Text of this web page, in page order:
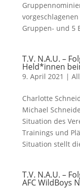
Gruppen- und 5
T.V. N.A.U. –
Held*innen
9. April 2021 |
Charlotte
Michael
Situation des
Trainings und
Situation stellt
T.V. N.A.U. –
AFC WildBoys